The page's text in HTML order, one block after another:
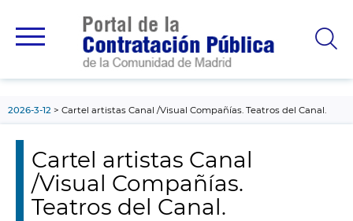
principal
2026-3-12 Cartel artistas Canal /Visual Compañías. Teatros del Canal.
Cartel artistas Canal
/Visual Compañías.
Teatros del Canal.